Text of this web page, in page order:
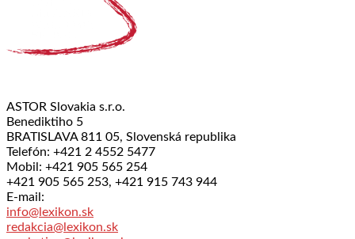
ASTOR Slovakia s.r.o.
Benediktiho 5
BRATISLAVA 811 05, Slovenská republika
Telefón: +421 2 4552 5477
Mobil: +421 905 565 254
+421 905 565 253, +421 915 743 944
E-mail:
info@lexikon.sk
redakcia@lexikon.sk